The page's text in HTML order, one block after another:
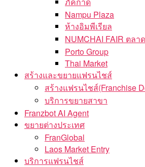
Nampu Plaza
ห้างอิมพีเรียล
NUMCHAI FAIR ตล
Porto Group
Thai Market
สร้างและขยายแฟรนไชส์
สร้างแฟรนไชส์(Franchise
บริการขยายสาขา
Franzbot AI Agent
ขยายต่างประเทศ
FranGlobal
Laos Market Entry
บริการแฟรนไชส์